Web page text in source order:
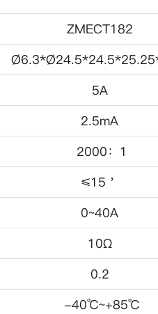
ZMECT182
5A
2.5mA
2000：1
≤15＇
0~40A
10Ω
0.2
-40℃~+85℃